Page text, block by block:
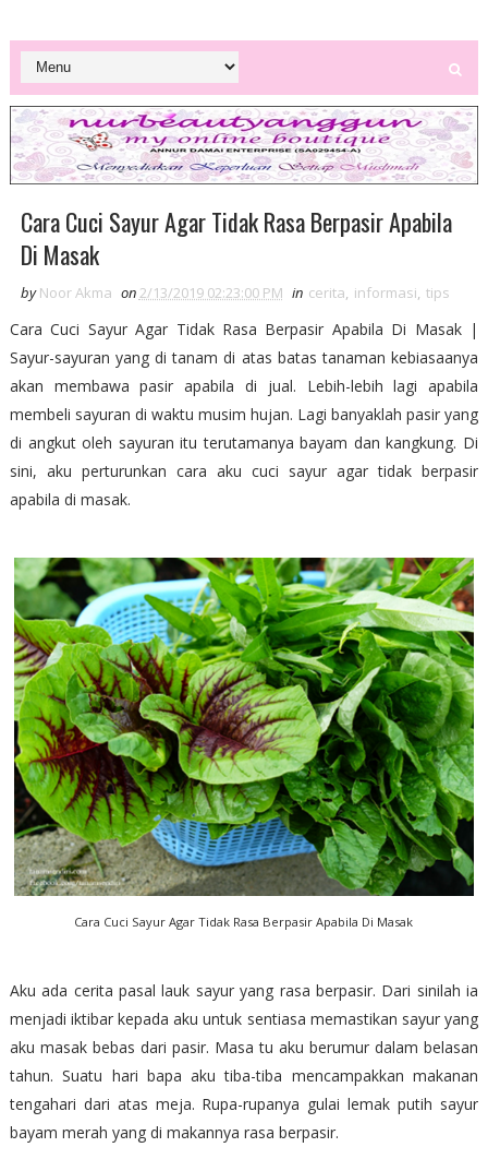
Cara Cuci Sayur Agar Tidak Rasa Berpasir Apabila
Di Masak
by Noor Akma on2/13/2019 02:23:00 PM in cerita, informasi, tips
Cara Cuci Sayur Agar Tidak Rasa Berpasir Apabila Di Masak |
Sayur-sayuran yang di tanam di atas batas tanaman kebiasaanya
akan membawa pasir apabila di jual. Lebih-lebih lagi apabila
membeli sayuran di waktu musim hujan. Lagi banyaklah pasir yang
di angkut oleh sayuran itu terutamanya bayam dan kangkung. Di
sini, aku perturunkan cara aku cuci sayur agar tidak berpasir
apabila di masak.
Cara Cuci Sayur Agar Tidak Rasa Berpasir Apabila Di Masak
Aku ada cerita pasal lauk sayur yang rasa berpasir. Dari sinilah ia
menjadi iktibar kepada aku untuk sentiasa memastikan sayur yang
aku masak bebas dari pasir. Masa tu aku berumur dalam belasan
tahun. Suatu hari bapa aku tiba-tiba mencampakkan makanan
tengahari dari atas meja. Rupa-rupanya gulai lemak putih sayur
bayam merah yang di makannya rasa berpasir.